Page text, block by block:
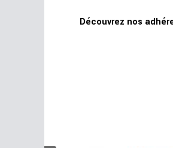
Découvrez nos